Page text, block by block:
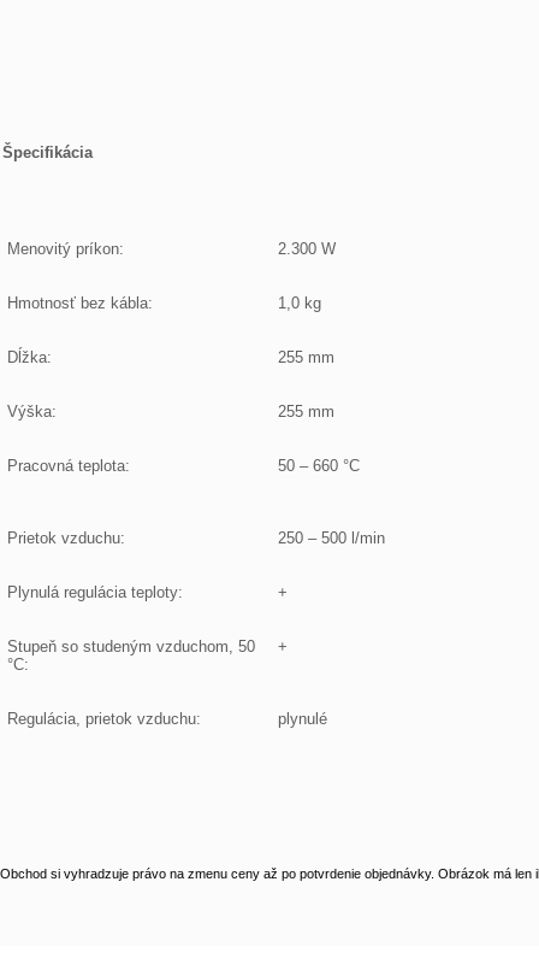
Špecifikácia
Menovitý príkon: 2.300 W
Hmotnosť bez kábla: 1,0 kg
Dĺžka: 255 mm
Výška: 255 mm
Pracovná teplota: 50 – 660 °C
Prietok vzduchu: 250 – 500 l/min
Plynulá regulácia teploty: +
Stupeň so studeným vzduchom, 50
°C:
+
Regulácia, prietok vzduchu: plynulé
Obchod si vyhradzuje právo na zmenu ceny až po potvrdenie objednávky. Obrázok má len